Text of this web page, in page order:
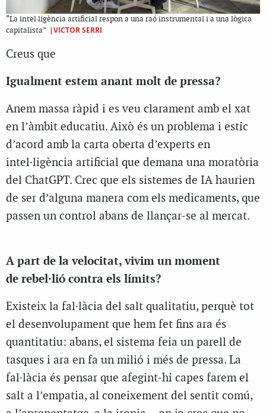
“La intel·ligència artificial respon a una raó instrumental i a una lògica
capitalista” |VICTOR SERRI
Creus que
Igualment estem anant molt de pressa?
Anem massa ràpid i es veu clarament amb el xat
en l’àmbit educatiu. Això és un problema i estic
d’acord amb la carta oberta d’experts en
intel·ligència artificial que demana una moratòria
del ChatGPT. Crec que els sistemes de IA haurien
de ser d’alguna manera com els medicaments, que
passen un control abans de llançar-se al mercat.
A part de la velocitat, vivim un moment
de rebel·lió contra els límits?
Existeix la fal·làcia del salt qualitatiu, perquè tot
el desenvolupament que hem fet fins ara és
quantitatiu: abans, el sistema feia un parell de
tasques i ara en fa un milió i més de pressa. La
fal·làcia és pensar que afegint-hi capes farem el
salt a l’empatia, al coneixement del sentit comú,